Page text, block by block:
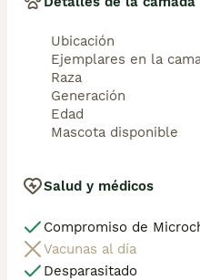
Ubicación
Ejemplares en la
Raza
Generación
Edad
Mascota disponible
Salud y médicos
Compromiso de
Vacunas al día
Desparasitado